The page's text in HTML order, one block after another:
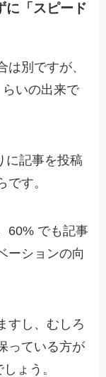
に「スピード
別ですが、
らいの出来で
に記事を投稿
す。
60% でも記事
ーションの向
すし、むしろ
っている方が
ょう。